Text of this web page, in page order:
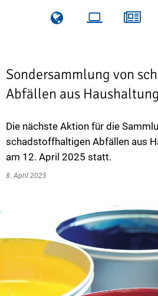
Sondersammlung von
Abfällen aus
Die nächste Aktion für die
schadstoffhaltigen Abfällen aus
am 12. April 2025 statt.
8. April 2025